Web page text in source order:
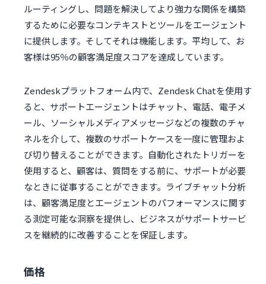
ルーティングし、問題を解決してより強力な関係を構築
するために必要なコンテキストとツールをエージェント
に提供します。そしてそれは機能します。平均して、お
客様は95％の顧客満足度スコアを達成しています。
Zendeskプラットフォーム内で、Zendesk Chatを使用す
ると、サポートエージェントはチャット、電話、電子メ
ール、ソーシャルメディアメッセージなどの複数のチャ
ネルを介して、複数のサポートケースを一度に管理およ
び切り替えることができます。自動化されたトリガーを
使用すると、顧客は、質問をする前に、サポートが必要
なときに従事することができます。ライブチャット分析
は、顧客満足度とエージェントのパフォーマンスに関す
る測定可能な洞察を提供し、ビジネスがサポートサービ
スを継続的に改善することを保証します。
価格